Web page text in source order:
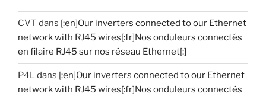
CVT dans [:en]Our inverters connected to our Ethernet
network with RJ45 wires[:fr]Nos onduleurs connectés
en filaire RJ45 sur nos réseau Ethernet[:]
P4Ldans [:en]Our inverters connected to our Ethernet
network with RJ45 wires[:fr]Nos onduleurs connectés